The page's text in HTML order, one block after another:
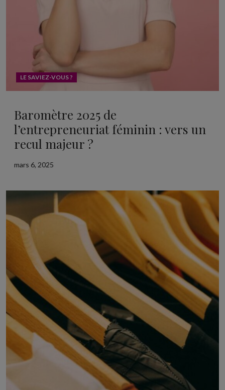
LE SAVIEZ-VOUS ?
Baromètre 2025 de
l’entrepreneuriat féminin : vers un
recul majeur ?
mars 6, 2025